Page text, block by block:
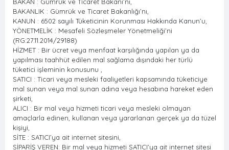
BAKANLIK : Gümrük ve Ticaret Bakanlığı’nı,
KANUN : 6502 sayılı Tüketicinin Korunması Hakkında Kanun’u,
YÖNETMELİK : Mesafeli Sözleşmeler Yönetmeliği’ni
(RG:27.11.2014/29188)
HİZMET : Bir ücret veya menfaat karşılığında yapılan ya da
yapılması taahhüt edilen mal sağlama dışındaki her türlü
tüketici işleminin konusunu ,
SATICI : Ticari veya mesleki faaliyetleri kapsamında tüketiciye
mal sunan veya mal sunan adına veya hesabına hareket eden
şirketi,
ALICI : Bir mal veya hizmeti ticari veya mesleki olmayan
amaçlarla edinen, kullanan veya yararlanan gerçek ya da tüzel
kişiyi,
SİTE : SATICI’ya ait internet sitesini,
SİPARİŞ VEREN: Bir mal veya hizmeti SATICI’ya ait internet sitesi